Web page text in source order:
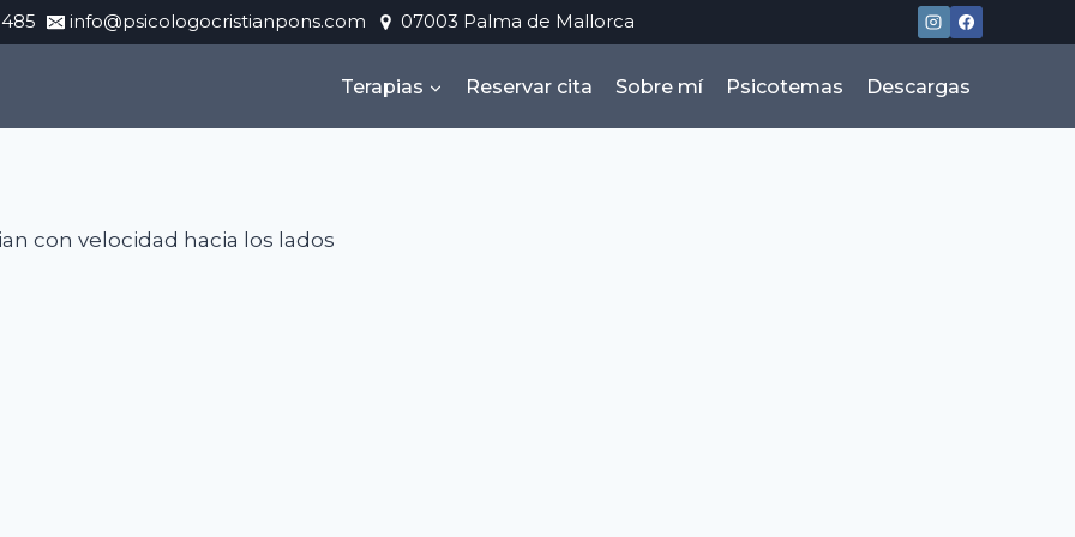
info@psicologocristianpons.com 07003 Palma de Mallorca
Terapias Reservar cita Sobre mí Psicotemas Descargas